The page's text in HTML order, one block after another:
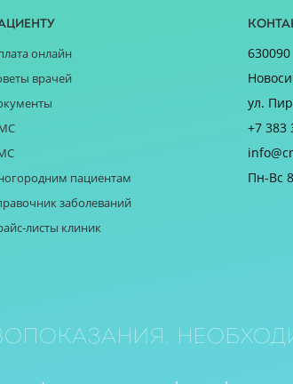
онлайн
врачей
пациентам
заболеваний
листы клиник
630090
ул.
+7 383
Пн-Вс